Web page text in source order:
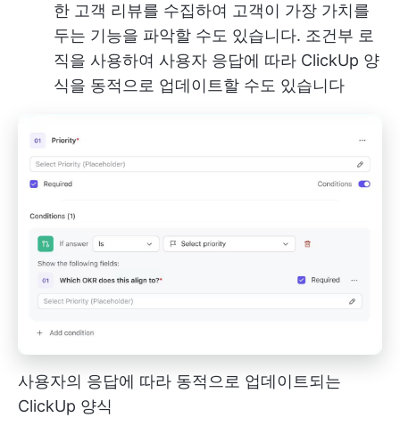
한 고객 리뷰를 수집하여 고객이 가장 가치를
두는 기능을 파악할 수도 있습니다. 조건부 로
직을 사용하여 사용자 응답에 따라 ClickUp 양
식을 동적으로 업데이트할 수도 있습니다
사용자의 응답에 따라 동적으로 업데이트되는
ClickUp 양식